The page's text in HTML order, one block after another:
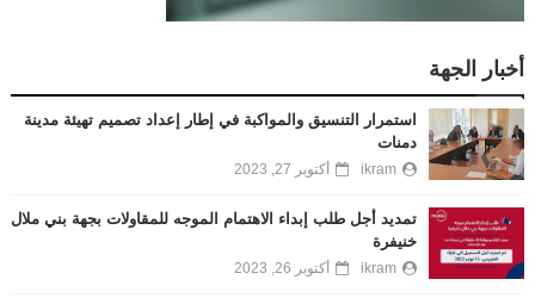
أخبار الجهة
استمرار التنسيق والمواكبة في إطار إعداد تصميم تهيئة مدينة
دمنات
ikram أكتوبر 27, 2023
تمديد أجل طلب إبداء الاهتمام الموجه للمقاولات بجهة بني ملال
خنيفرة
ikram أكتوبر 26, 2023